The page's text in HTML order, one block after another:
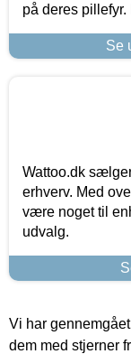
på deres
Se
Wattoo.dk
erhverv. Med
være noget til
udvalg.
Vi har
dem med stjerner